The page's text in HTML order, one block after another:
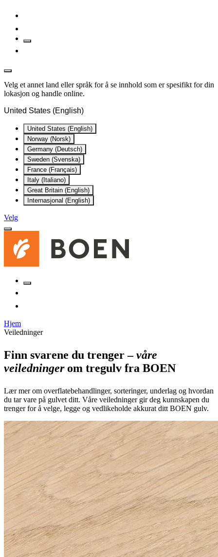
Velg et annet land eller språk for å se innhold som er spesifikt for din
lokasjon og handle online.
United States (English)
United States (English)
Norway (Norsk)
Germany (Deutsch)
Sweden (Svenska)
France (Français)
Italy (Italiano)
Great Britain (English)
Internasjonal (English)
Velg
Hjem
Veiledninger
Finn svarene du trenger –våre
veiledningerom tregulv fra BOEN
Lær mer om overflatebehandlinger, sorteringer, underlag og hvordan
du tar vare på gulvet ditt. Våre veiledninger gir deg kunnskapen du
trenger for å velge, legge og vedlikeholde akkurat ditt BOEN gulv.